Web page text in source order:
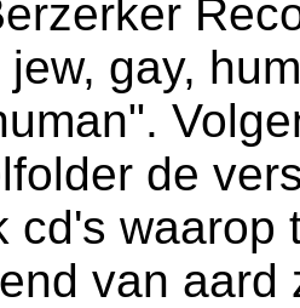
gay,
de
cd's waarop
van